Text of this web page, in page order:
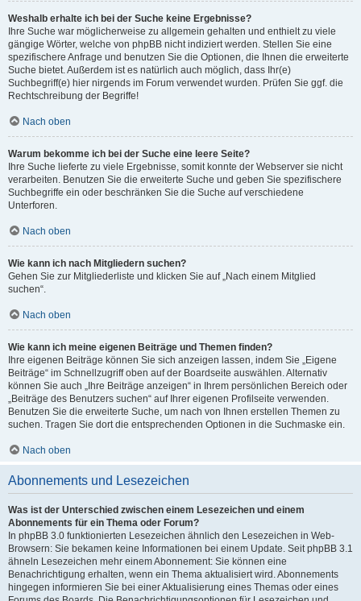
Weshalb erhalte ich bei der Suche keine Ergebnisse?
Ihre Suche war möglicherweise zu allgemein gehalten und enthielt zu viele
gängige Wörter, welche von phpBB nicht indiziert werden. Stellen Sie eine
spezifischere Anfrage und benutzen Sie die Optionen, die Ihnen die erweiterte
Suche bietet. Außerdem ist es natürlich auch möglich, dass Ihr(e)
Suchbegriff(e) hier nirgends im Forum verwendet wurden. Prüfen Sie ggf. die
Rechtschreibung der Begriffe!
Nach oben
Warum bekomme ich bei der Suche eine leere Seite?
Ihre Suche lieferte zu viele Ergebnisse, somit konnte der Webserver sie nicht
verarbeiten. Benutzen Sie die erweiterte Suche und geben Sie spezifischere
Suchbegriffe ein oder beschränken Sie die Suche auf verschiedene
Unterforen.
Nach oben
Wie kann ich nach Mitgliedern suchen?
Gehen Sie zur Mitgliederliste und klicken Sie auf „Nach einem Mitglied
suchen“.
Nach oben
Wie kann ich meine eigenen Beiträge und Themen finden?
Ihre eigenen Beiträge können Sie sich anzeigen lassen, indem Sie „Eigene
Beiträge“ im Schnellzugriff oben auf der Boardseite auswählen. Alternativ
können Sie auch „Ihre Beiträge anzeigen“ in Ihrem persönlichen Bereich oder
„Beiträge des Benutzers suchen“ auf Ihrer eigenen Profilseite verwenden.
Benutzen Sie die erweiterte Suche, um nach von Ihnen erstellen Themen zu
suchen. Tragen Sie dort die entsprechenden Optionen in die Suchmaske ein.
Nach oben
Abonnements und Lesezeichen
Was ist der Unterschied zwischen einem Lesezeichen und einem
Abonnements für ein Thema oder Forum?
In phpBB 3.0 funktionierten Lesezeichen ähnlich den Lesezeichen in Web-
Browsern: Sie bekamen keine Informationen bei einem Update. Seit phpBB 3.1
ähneln Lesezeichen mehr einem Abonnement: Sie können eine
Benachrichtigung erhalten, wenn ein Thema aktualisiert wird. Abonnements
hingegen informieren Sie bei einer Aktualisierung eines Themas oder eines